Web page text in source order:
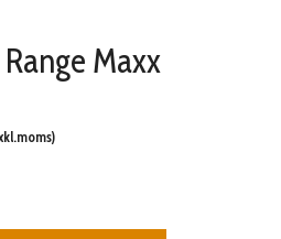
Maxx